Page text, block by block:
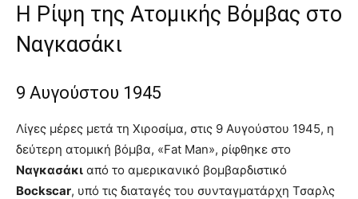
Η Ρίψη της Ατομικής Βόμβας στο
Ναγκασάκι
9 Αυγούστου 1945
Λίγες μέρες μετά τη Χιροσίμα, στις 9 Αυγούστου 1945, η
δεύτερη ατομική βόμβα, «Fat Man», ρίφθηκε στο
Ναγκασάκι από το αμερικανικό βομβαρδιστικό
Bockscar, υπό τις διαταγές του συνταγματάρχη Τσαρλς